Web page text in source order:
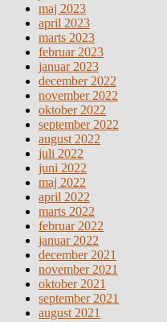
maj 2023
april 2023
marts 2023
februar 2023
januar 2023
december 2022
november 2022
oktober 2022
september 2022
august 2022
juli 2022
juni 2022
maj 2022
april 2022
marts 2022
februar 2022
januar 2022
december 2021
november 2021
oktober 2021
september 2021
august 2021